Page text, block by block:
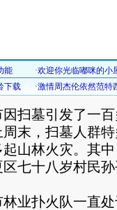
墓引发了一百
末，扫墓人群
山林火灾。其
七十八岁村民
扑火队一直处